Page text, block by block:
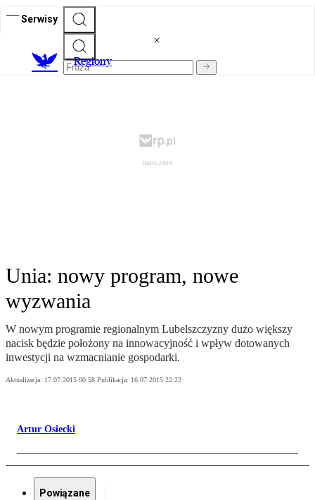
Serwisy
Regiony
Unia: nowy program, nowe
wyzwania
W nowym programie regionalnym Lubelszczyzny dużo większy
nacisk będzie położony na innowacyjność i wpływ dotowanych
inwestycji na wzmacnianie gospodarki.
Aktualizacja: 17.07.2015 00:58 Publikacja: 16.07.2015 22:22
Artur Osiecki
Powiązane